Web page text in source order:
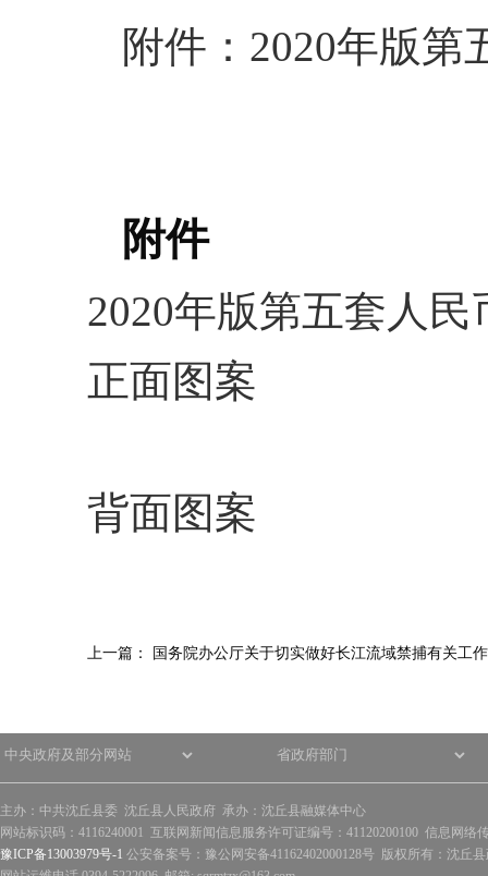
附件：2020年版第
附件
2020年版第五套人
正面图案
背面图案
上一篇： 国务院办公厅关于切实做好长江流域禁捕有关工
主办：中共沈丘县委 沈丘县人民政府 承办：沈丘县融媒体中心
网站标识码：4116240001 互联网新闻信息服务许可证编号：41120200100 信息网络
豫ICP备13003979号-1 公安备案号：豫公网安备41162402000128号 版权所有：沈丘